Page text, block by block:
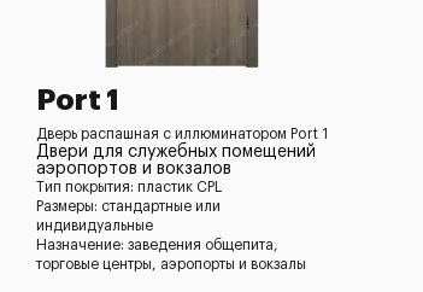
Port 1
Дверь распашная c иллюминатором Port 1
Двери для служебных помещений
аэропортов и вокзалов
Тип покрытия: пластик CPL
Размеры: стандартные или
индивидуальные
Назначение: заведения общепита,
торговые центры, аэропорты и вокзалы